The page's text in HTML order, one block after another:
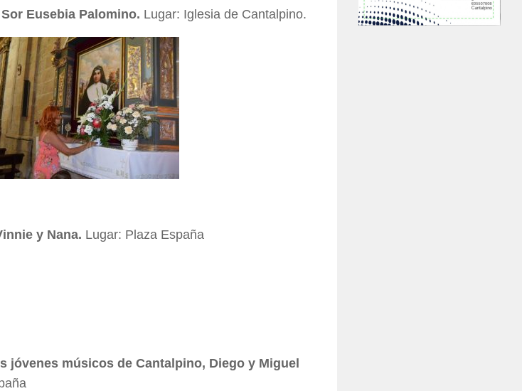
Eusebia Palomino. Lugar: Iglesia de Cantalpino.
y Nana. Lugar: Plaza España
jóvenes músicos de Cantalpino, Diego y Miguel